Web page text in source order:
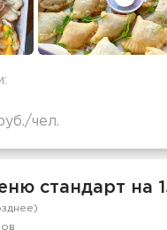
чел.
стандарт на